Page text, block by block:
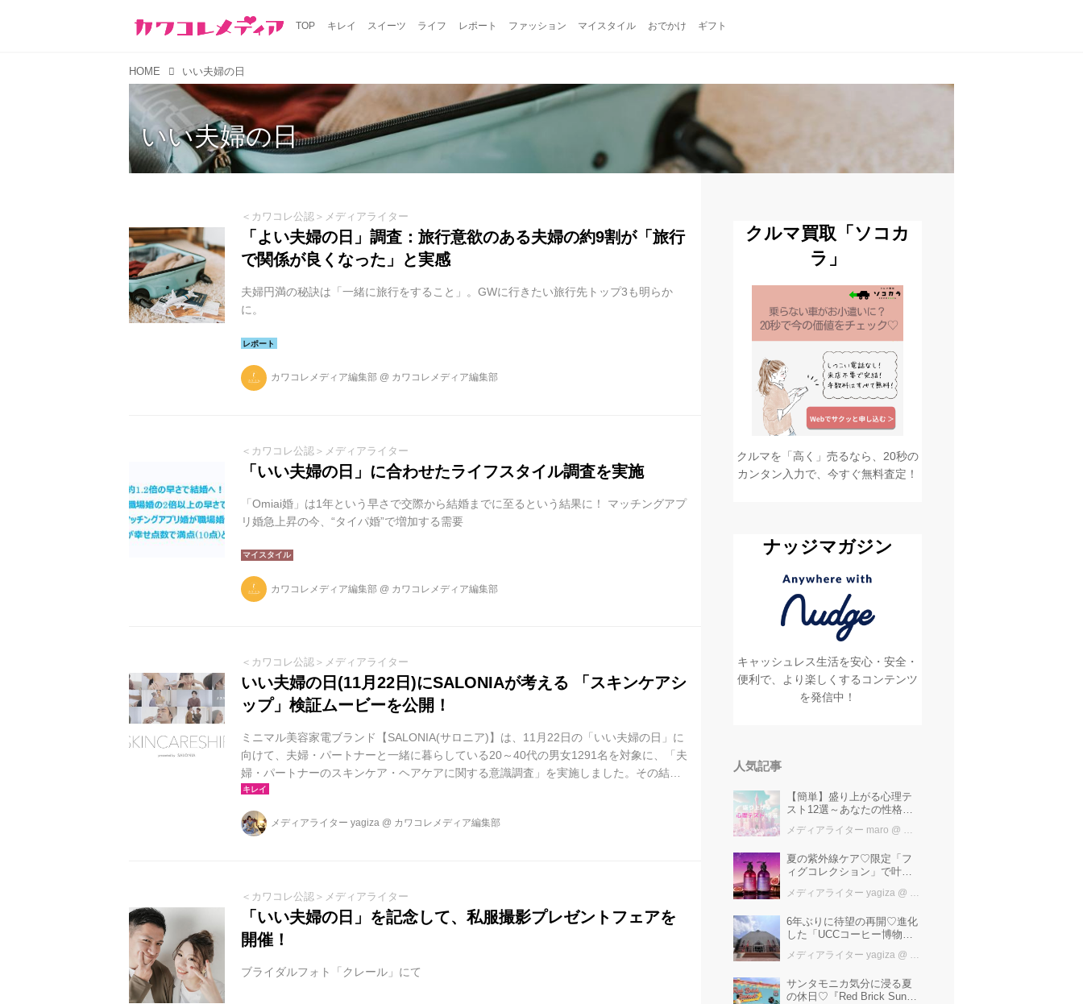
TOP キレイ スイーツ ライフ レポート ファッション マイスタイル おでかけ ギフト
HOME いい夫婦の日
いい夫婦の日
＜カワコレ公認＞メディアライター
「よい夫婦の日」調査：旅行意欲のある夫婦の約9割が「旅行
で関係が良くなった」と実感
夫婦円満の秘訣は「一緒に旅行をすること」。GWに行きたい旅行先トップ3も明らか
に。
カワコレメディア編集部 @ カワコレメディア編集部
＜カワコレ公認＞メディアライター
「いい夫婦の日」に合わせたライフスタイル調査を実施
「Omiai婚」は1年という早さで交際から結婚までに至るという結果に！ マッチングアプ
リ婚急上昇の今、“タイパ婚”で増加する需要
カワコレメディア編集部 @ カワコレメディア編集部
＜カワコレ公認＞メディアライター
いい夫婦の日(11月22日)にSALONIAが考える 「スキンケアシ
ップ」検証ムービーを公開！
ミニマル美容家電ブランド【SALONIA(サロニア)】は、11月22日の「いい夫婦の日」に
向けて、夫婦・パートナーと一緒に暮らしている20～40代の男女1291名を対象に、「夫
婦・パートナーのスキンケア・ヘアケアに関する意識調査」を実施しました。その結
果、特に20-30代において、夫婦・パートナー間の新しいコミュニケーションとして、ふ
たりで一緒にスキンケア・ヘアケアに取り組んでいる実態が明らかに。SALONIAの美容
家電を使用した「スキンケアシップ」が実際の夫婦・パートナー間のコミュニケーショ
メディアライター yagiza @ カワコレメディア編集部
＜カワコレ公認＞メディアライター
「いい夫婦の日」を記念して、私服撮影プレゼントフェアを
開催！
ブライダルフォト「クレール」にて
クルマ買取「ソコカ
ラ」
クルマを「高く」売るなら、20秒の
カンタン入力で、今すぐ無料査定！
ナッジマガジン
キャッシュレス生活を安心・安全・
便利で、より楽しくするコンテンツ
を発信中！
人気記事
【簡単】盛り上がる心理テ
スト12選～あなたの性格を
メディアライター maro @ カワコレメディア編集部
夏の紫外線ケア♡限定「フ
ィグコレクション」で叶え
メディアライター yagiza @ カワコレメディア編集部
6年ぶりに待望の再開♡進化
した「UCCコーヒー博物
ーマパーク”！館内展示の全
メディアライター yagiza @ カワコレメディア編集部
サンタモニカ気分に浸る夏
の休日♡『Red Brick Sunset